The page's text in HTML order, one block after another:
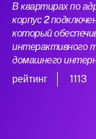
В квартирах по
корпус 2
который
интерактивного
домашнего
рейтинг
1113